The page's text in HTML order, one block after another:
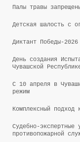
Палы травы
Детская шалость с
Диктант Победы-2026
День создания
Чувашской
С 10 апреля в
режим
Комплексный подход
Судебно-экспертные
противопожарной